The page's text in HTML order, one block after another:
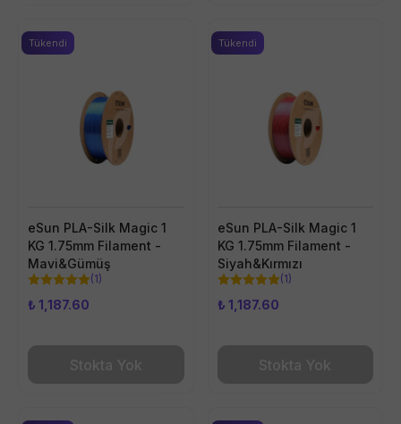
eSun PLA-Silk Magic 1
KG 1.75mm Filament -
Mavi&Gümüş
(1)
Tükendi
₺ 1,187.60
Stokta Yok
eSun PLA-Silk Magic 1
KG 1.75mm Filament -
Siyah&Kırmızı
(1)
Tükendi
₺ 1,187.60
Stokta Yok